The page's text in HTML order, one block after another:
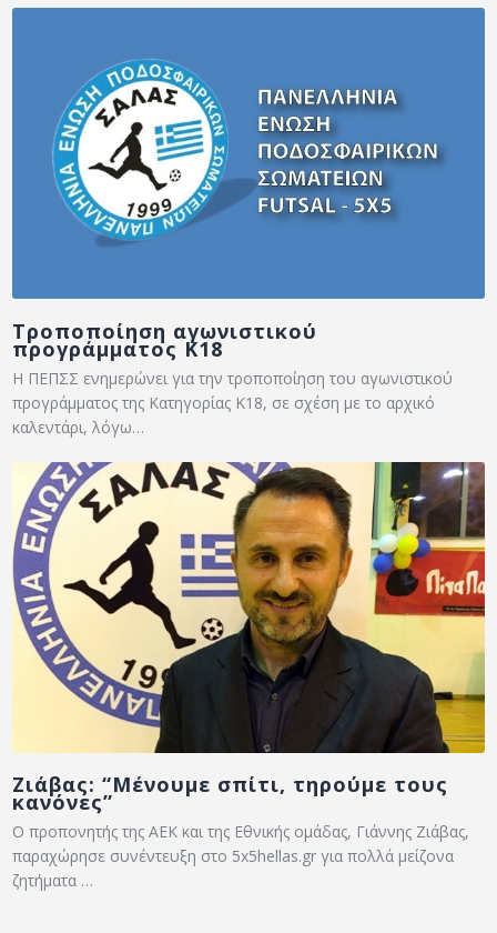
Τροποποίηση αγωνιστικού
προγράμματος Κ18
Η ΠΕΠΣΣ ενημερώνει για την τροποποίηση του αγωνιστικού
προγράμματος της Κατηγορίας Κ18, σε σχέση με το αρχικό
καλεντάρι, λόγω…
Ζιάβας: “Μένουμε σπίτι, τηρούμε τους
κανόνες”
Ο προπονητής της ΑΕΚ και της Εθνικής ομάδας, Γιάννης Ζιάβας,
παραχώρησε συνέντευξη στο 5x5hellas.gr για πολλά μείζονα
ζητήματα …